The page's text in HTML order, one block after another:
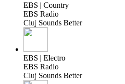
EBS | Country
EBS Radio
Cluj Sounds Better
EBS | Electro
EBS Radio
Cluj Sounds Better